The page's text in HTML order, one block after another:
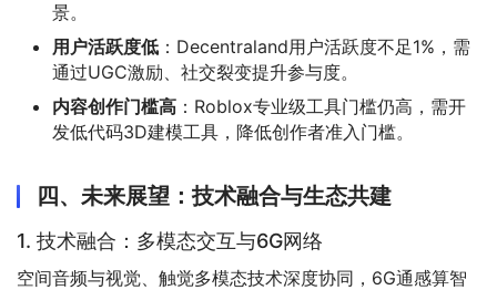
景。
用户活跃度低 ：Decentraland用户活跃度不足1%，需
通过UGC激励、社交裂变提升参与度。
内容创作门槛高 ：Roblox专业级工具门槛仍高，需开
发低代码3D建模工具，降低创作者准入门槛。
四、未来展望：技术融合与生态共建
1. 技术融合：多模态交互与6G网络
空间音频与视觉、触觉多模态技术深度协同，6G通感算智